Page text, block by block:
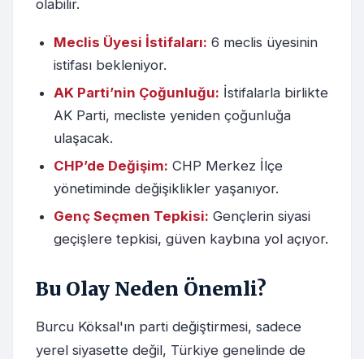
olabilir.
Meclis Üyesi İstifaları: 6 meclis üyesinin
istifası bekleniyor.
AK Parti’nin Çoğunluğu: İstifalarla birlikte
AK Parti, mecliste yeniden çoğunluğa
ulaşacak.
CHP’de Değişim: CHP Merkez İlçe
yönetiminde değişiklikler yaşanıyor.
Genç Seçmen Tepkisi: Gençlerin siyasi
geçişlere tepkisi, güven kaybına yol açıyor.
Bu Olay Neden Önemli?
Burcu Köksal'ın parti değiştirmesi, sadece
yerel siyasette değil, Türkiye genelinde de